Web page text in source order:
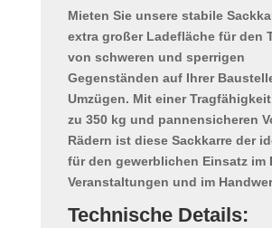
Mieten Sie unsere stabile
extra großer Ladeflächefür den
von schweren und sperrigen
Gegenständen auf Ihrer
Umzügen. Mit einer
zu 350 kg und pannensicheren
Rädern ist diese Sackkarre der
für den gewerblichen Einsatz im
Veranstaltungen und im
Technische Details: